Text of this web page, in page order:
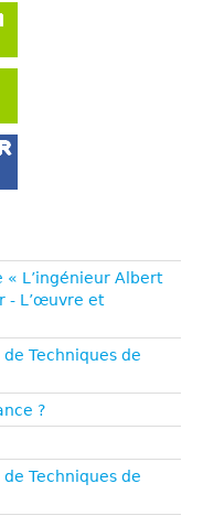
L’ingénieur Albert
- L’œuvre et
Techniques de
?
Techniques de